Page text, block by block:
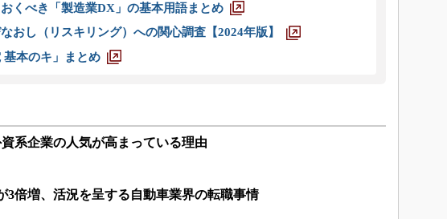
くべき「製造業DX」の基本用語まとめ
おし（リスキリング）への関心調査【2024年版】
本のキ」まとめ
系企業の人気が高まっている理由
3倍増、活況を呈する自動車業界の転職事情